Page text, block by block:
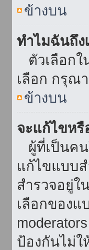
ข้างบน
ทำไมฉันถึง
ตัวเลือกใ
เลือก กรุณ
ข้างบน
จะแก้ไขหรื
ผู้ที่เป็นคน
แก้ไขแบบ
สำรวจอยู่
เลือกของแ
ป้องกันไม่ใ